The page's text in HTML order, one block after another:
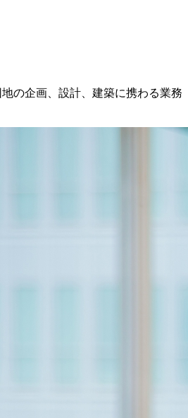
の企画、設計、建築に携わる業務